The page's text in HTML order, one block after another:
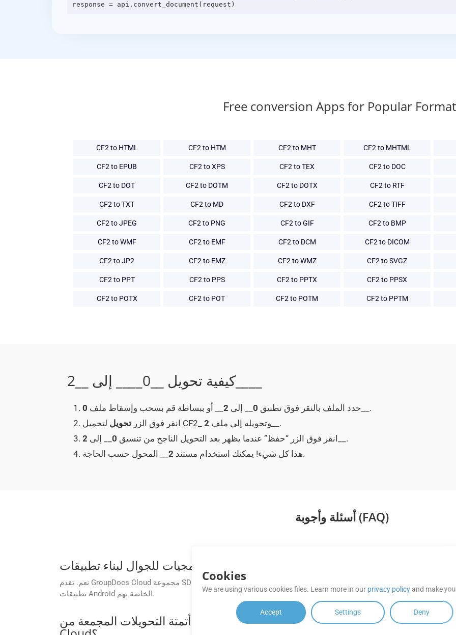
Free conversion Apps for Popular
CF2 to HTML CF2 to HTM CF2 to MHT CF2 to MHTML
CF2 to EPUB CF2 to XPS CF2 to TEX CF2 to DOC
CF2 to DOT CF2 to DOTM CF2 to DOTX CF2 to RTF
CF2 to TXT CF2 to MD CF2 to DXF CF2 to TIFF
CF2 to JPEG CF2 to PNG CF2 to GIF CF2 to BMP
CF2 to WMF CF2 to EMF CF2 to DCM CF2 to DICOM
CF2 to JP2 CF2 to EMZ CF2 to WMZ CF2 to SVGZ
CF2 to PPT CF2 to PPS CF2 to PPTX CF2 to PPSX
CF2 to POTX CF2 to POT CF2 to POTM CF2 to PPTM
كيفية تحويل __0____ إلى __2____
حدد الملف بالنقر فوق تطبيق 0 __ إلى 2 __ أو ببساطة قم بسحب وإسقاط ملف 0
__.
انقر فوق الزر تحويل لتحميل CF2_ وتحويله إلى ملف 2
__.
انقر فوق الزر “حفظ” عندما يظهر بعد التحويل الناجح من تنسيق 0 __ إلى 2
__.
هذا كل شيء! يمكنك استخدام مستند 2 __ المحول حسب الحاجة.
أسئلة وأجوبة (FAQ)
نعم. تقدم GroupDocs Cloud مجموعة SDK أصلية لنظام Android، Conversion Cloud SDK لنظام Android، مما يتيح للمطورين دمج قدرات معالجة المستندات بشكل مباشر في
تطبيقات Android الخاصة بهم.
هل يمكنني أتمتة التحويلات المجمعة من CF2 إلى PPSX باستخدام واجهات برمجة تطبيقات GroupDocs.Conversion
Cookies
We are using various cookies files. Learn more in our privacy policyand make
Accept Settings Deny